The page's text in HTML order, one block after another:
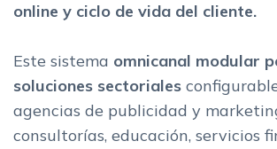
online y ciclo de vida del cliente.
Este sistema omnicanal modular
soluciones sectoriales
agencias de publicidad y
consultorías, educación, servicios